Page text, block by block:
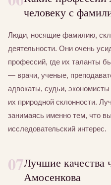
человеку с
Люди, носящие фамилию,
деятельности. Они очень
профессий, где их таланты
— врачи, ученые,
адвокаты, судьи,
их природной склонности.
занимаясь именно тем, что
исследовательский интерес.
07Лучшие качества
Амосенкова